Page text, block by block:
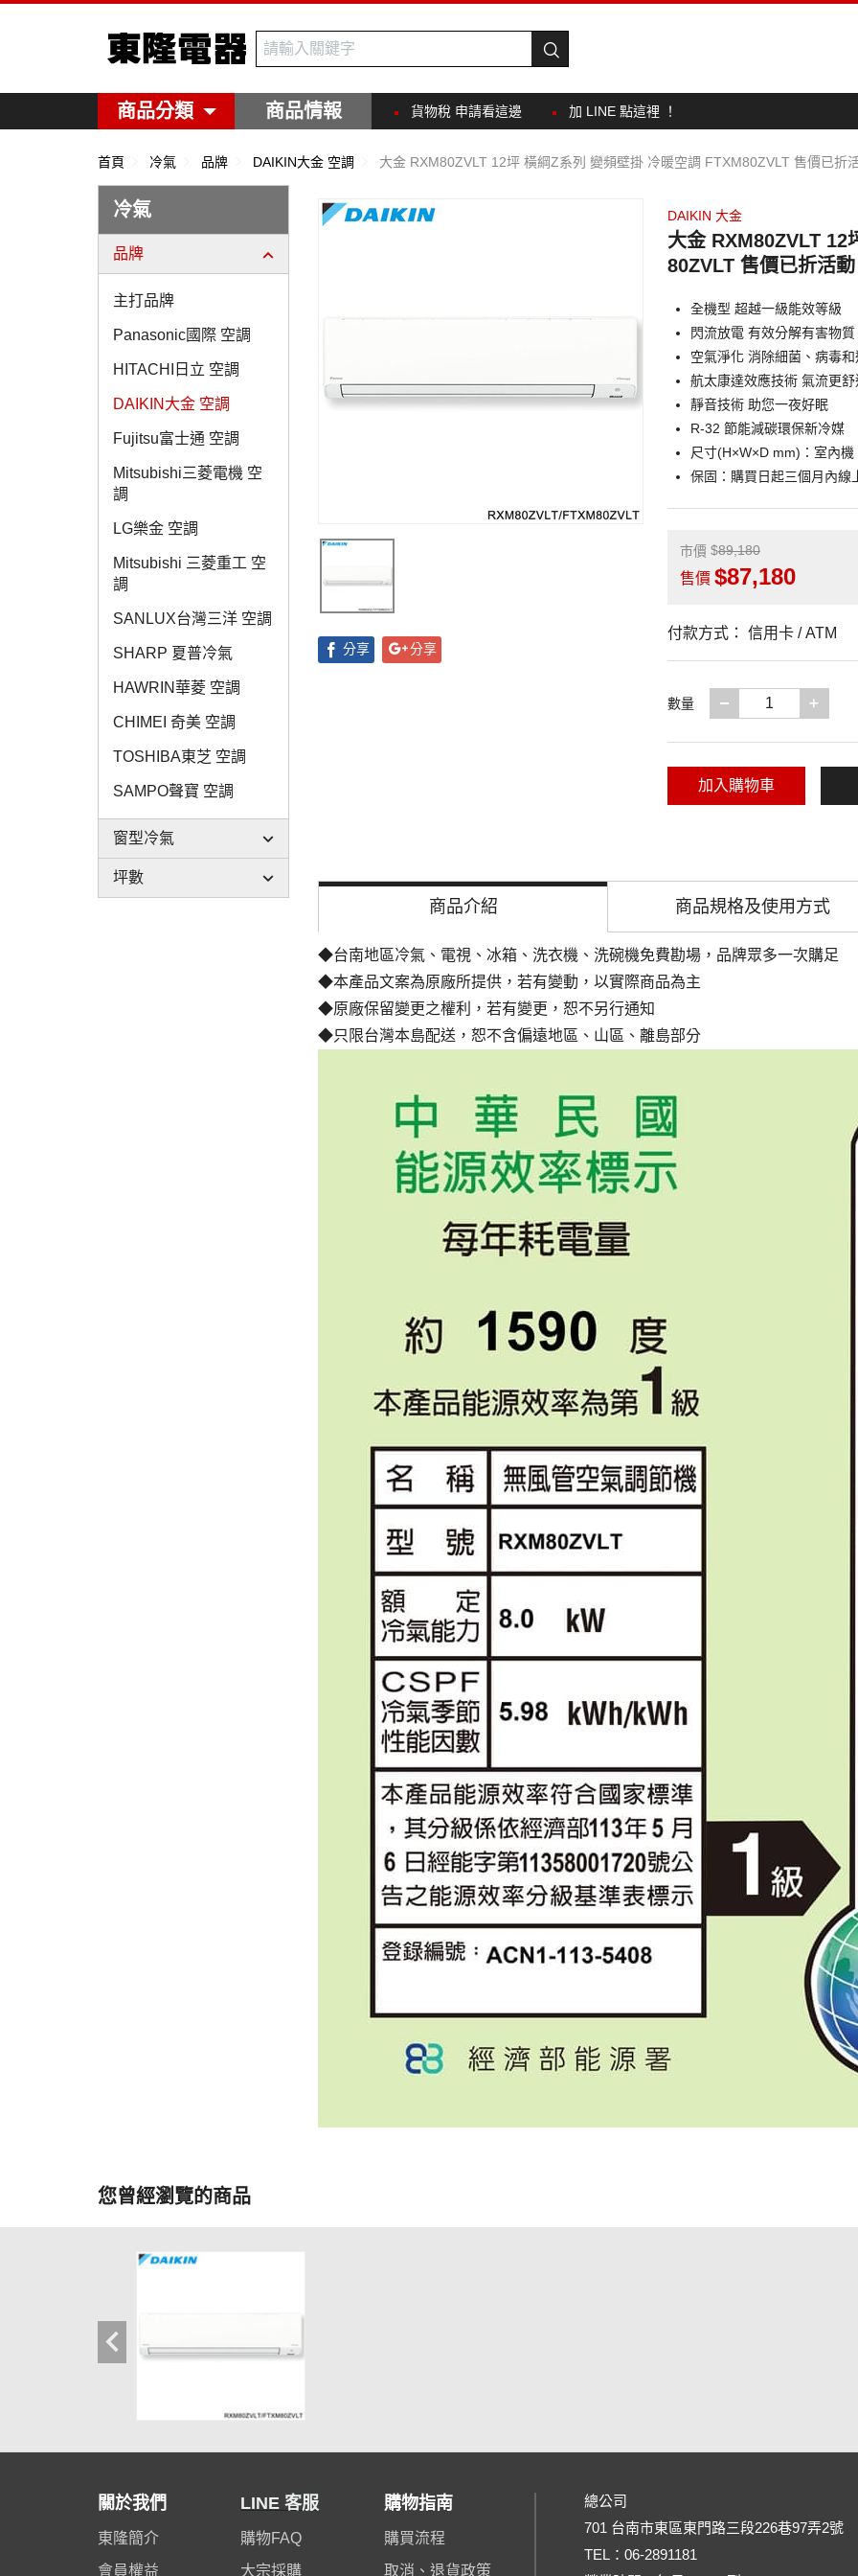
東隆電器
商品分類 商品情報 貨物稅 申請看這邊 加 LINE 點這裡 ！
首頁 冷氣 品牌 DAIKIN大金 空調 大金 RXM80ZVLT 12坪 橫綱Z系列 變頻壁掛 冷暖空調 FTXM80ZVLT 售價已折
冷氣
品牌
主打品牌
Panasonic國際 空調
HITACHI日立 空調
DAIKIN大金 空調
Fujitsu富士通 空調
Mitsubishi三菱電機 空
調
LG樂金 空調
Mitsubishi 三菱重工 空
調
SANLUX台灣三洋 空調
SHARP 夏普冷氣
HAWRIN華菱 空調
CHIMEI 奇美 空調
TOSHIBA東芝 空調
SAMPO聲寶 空調
窗型冷氣
坪數
分享 分享
DAIKIN 大金
大金 RXM80ZVLT 12
80ZVLT 售價已折活動
全機型 超越一級能效等級
閃流放電 有效分解有害物
空氣淨化 消除細菌、病毒
航太康達效應技術 氣流更舒
靜音技術 助您一夜好眠
R-32 節能減碳環保新冷媒
尺寸(H×W×D mm)：室內
保固：購買日起三個月內線
市價 89,180
售價 87,180
付款方式： 信用卡 / ATM
數量 減少一項
加入購物車
商品介紹 商品規格及使用方式
◆台南地區冷氣、電視、冰箱、洗衣機、洗碗機免費勘場，品牌眾多一次購足
◆本產品文案為原廠所提供，若有變動，以實際商品為主
◆原廠保留變更之權利，若有變更，恕不另行通知
◆只限台灣本島配送，恕不含偏遠地區、山區、離島部分
您曾經瀏覽的商品
關於我們
東隆簡介
會員權益
LINE 客服
購物FAQ
大宗採購
購物指南
購買流程
取消、退貨政策
總公司
701 台南市東區東門路三段226巷97弄2號
TEL： 06-2891181